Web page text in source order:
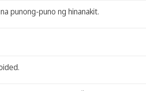
punong-puno ng hinanakit.